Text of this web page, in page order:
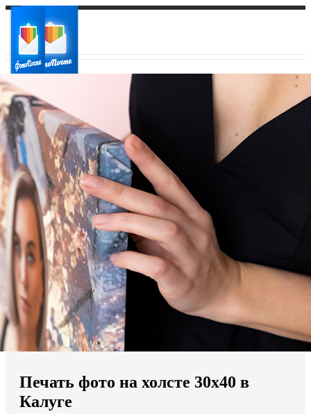
Ваш город:
Ваш регион доставки
Выберите из списка:
Мы доставляем по всему миру
Продолжить без города
Печать фото на холсте 30х40 в
Калуге